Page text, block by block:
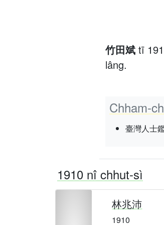
竹田斌 tī
lâng.
Chham-
臺灣人士
1910 nî chhut-sì
林兆沛
1910